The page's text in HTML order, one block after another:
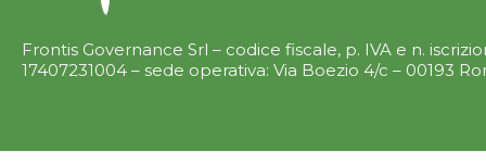
Frontis Governance Srl – codice fiscale, p. IVA e n.
17407231004 – sede operativa: Via Boezio 4/c – 00193